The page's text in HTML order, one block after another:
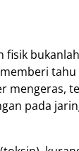
pada